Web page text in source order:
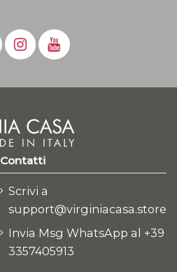
Contatti
Scrivi a
support@virginiacasa.store
Invia Msg WhatsApp al +39
3357405913